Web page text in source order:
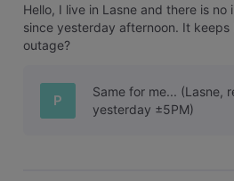
Hello, I live in Lasne and there is no
since yesterday afternoon. It
outage?
P
Same for me... (Lasne,
yesterday ±5PM)